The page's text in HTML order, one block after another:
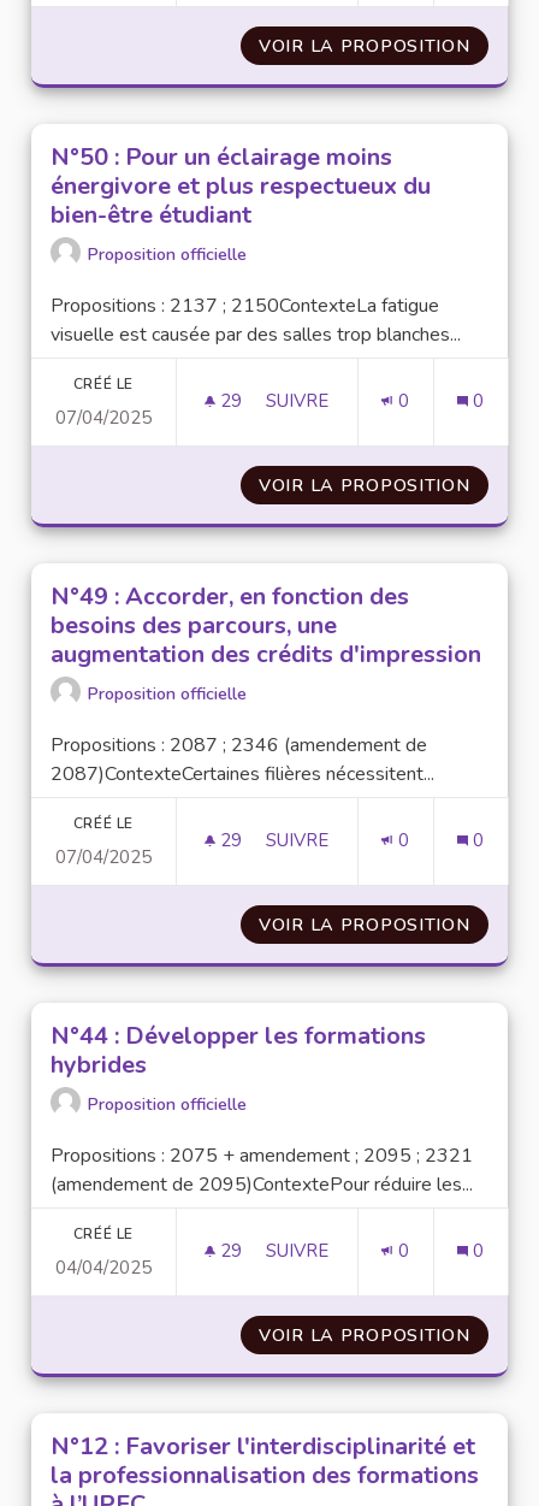
VOIR LA PROPOSITION N°59
N°50 : Pour un éclairage moins
énergivore et plus respectueux du
bien-être étudiant
Proposition officielle
Propositions : 2137 ; 2150ContexteLa fatigue
visuelle est causée par des salles trop blanches...
CRÉÉ LE
07/04/2025
29 29 ABONNÉS
SUIVRE 0 0
VOIR LA PROPOSITION N°50
N°49 : Accorder, en fonction des
besoins des parcours, une
augmentation des crédits d'impression
Proposition officielle
Propositions : 2087 ; 2346 (amendement de
2087)ContexteCertaines filières nécessitent...
CRÉÉ LE
07/04/2025
29 29 ABONNÉS
SUIVRE 0 0
VOIR LA PROPOSITION N°49
N°44 : Développer les formations
hybrides
Proposition officielle
Propositions : 2075 + amendement ; 2095 ; 2321
(amendement de 2095)ContextePour réduire les...
CRÉÉ LE
04/04/2025
29 29 ABONNÉS
SUIVRE 0 0
VOIR LA PROPOSITION N°44
N°12 : Favoriser l'interdisciplinarité et
la professionnalisation des formations